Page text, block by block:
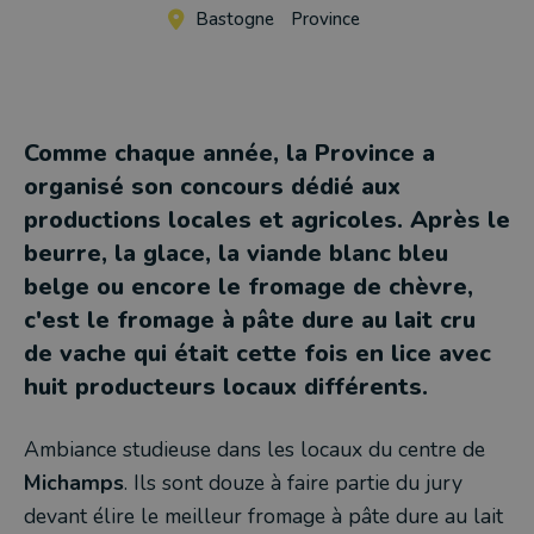
Bastogne Province
Comme chaque année, la Province a
organisé son concours dédié aux
productions locales et agricoles. Après le
beurre, la glace, la viande blanc bleu
belge ou encore le fromage de chèvre,
c'est le fromage à pâte dure au lait cru
de vache qui était cette fois en lice avec
huit producteurs locaux différents.
Ambiance studieuse dans les locaux du centre de
Michamps. Ils sont douze à faire partie du jury
devant élire le meilleur fromage à pâte dure au lait